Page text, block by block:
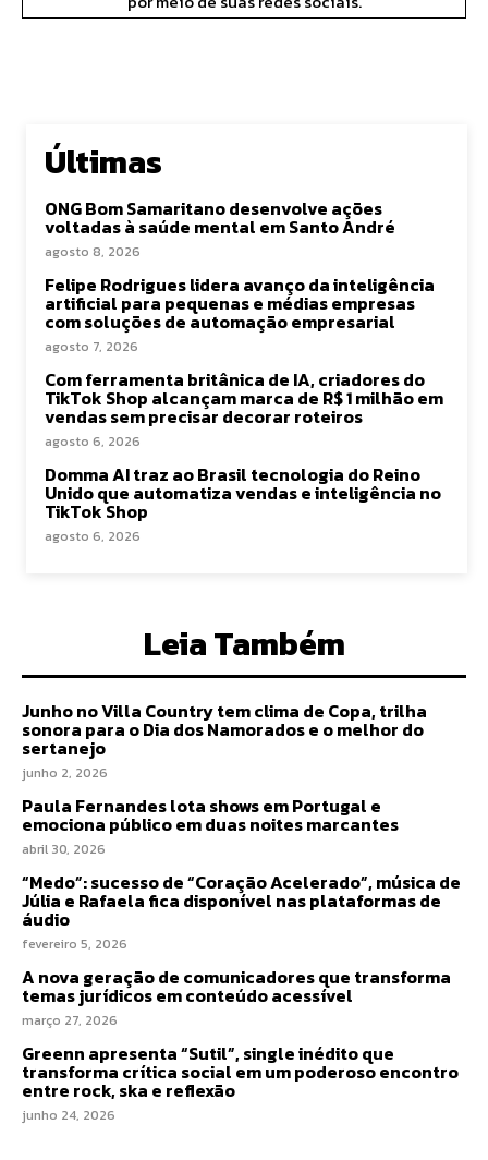
Últimas
ONG Bom Samaritano desenvolve ações
voltadas à saúde mental em Santo André
agosto 8, 2026
Felipe Rodrigues lidera avanço da inteligência
artificial para pequenas e médias empresas
com soluções de automação empresarial
agosto 7, 2026
Com ferramenta britânica de IA, criadores do
TikTok Shop alcançam marca de R$ 1 milhão em
vendas sem precisar decorar roteiros
agosto 6, 2026
Domma AI traz ao Brasil tecnologia do Reino
Unido que automatiza vendas e inteligência no
TikTok Shop
agosto 6, 2026
Leia Também
Junho no Villa Country tem clima de Copa, trilha
sonora para o Dia dos Namorados e o melhor do
sertanejo
junho 2, 2026
Paula Fernandes lota shows em Portugal e
emociona público em duas noites marcantes
abril 30, 2026
“Medo”: sucesso de “Coração Acelerado”, música de
Júlia e Rafaela fica disponível nas plataformas de
áudio
fevereiro 5, 2026
A nova geração de comunicadores que transforma
temas jurídicos em conteúdo acessível
março 27, 2026
Greenn apresenta “Sutil”, single inédito que
transforma crítica social em um poderoso encontro
entre rock, ska e reflexão
junho 24, 2026